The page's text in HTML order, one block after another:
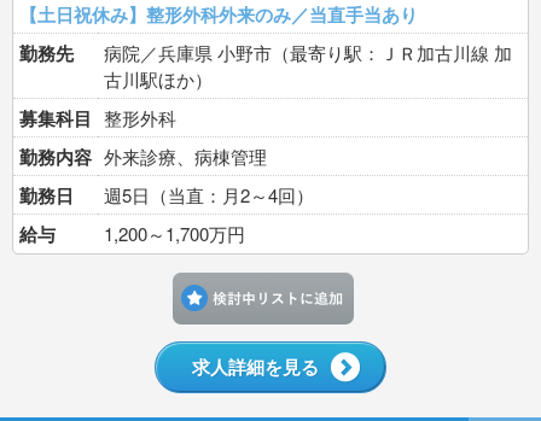
【土日祝休み】整形外科外来のみ／当直手当あり
勤務先
病院／兵庫県 小野市（最寄り駅：ＪＲ加古川線 加
古川駅ほか）
募集科目 整形外科
勤務内容 外来診療、病棟管理
勤務日 週5日（当直：月2～4回）
給与 1,200～1,700万円
求人詳細を見る